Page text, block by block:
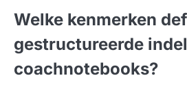
Welke kenmerken
gestructureerde
coachnotebooks?